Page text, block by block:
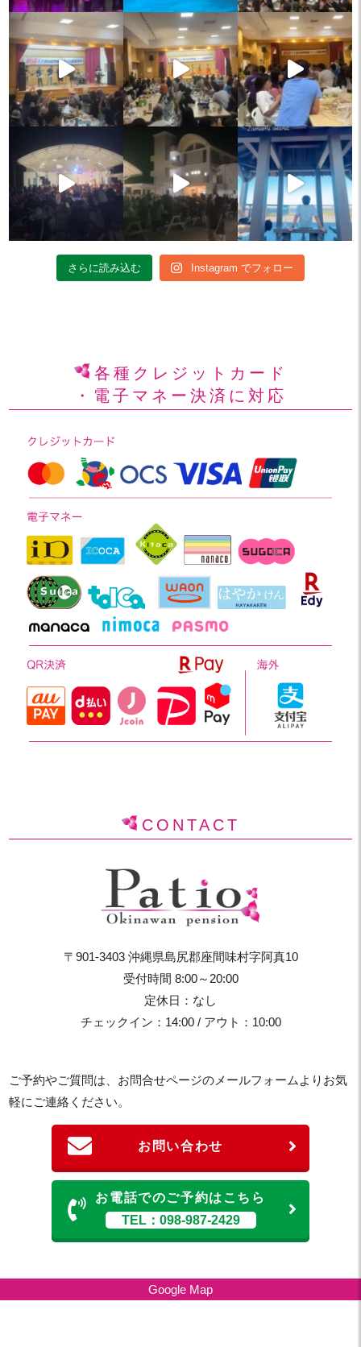
さらに読み込む Instagram でフォロー
各種クレジットカード
・電子マネー決済に対応
CONTACT
〒901-3403 沖縄県島尻郡座間味村字阿真10
受付時間 8:00～20:00
定休日：なし
チェックイン：14:00 / アウト：10:00
ご予約やご質問は、お問合せページのメールフォームよりお気
軽にご連絡ください。
お問い合わせ
お電話でのご予約はこちら
TEL：098-987-2429
Google Map